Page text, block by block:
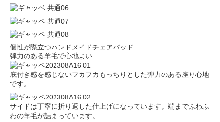
個性が際立つハンドメイドチェアパッド
弾力のある羊毛で心地よい
底付き感を感じないフカフカもっちりとした弾力のある座り心地
です。
サイドは丁寧に折り返した仕上げになっています。端までふわふ
わの羊毛が詰まっています。